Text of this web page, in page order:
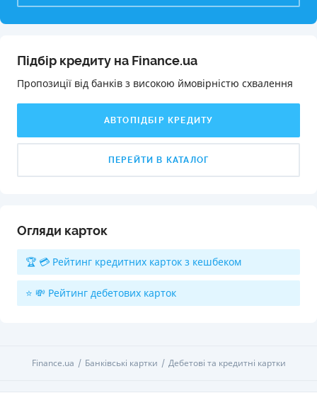
Підбір кредиту на Finance.ua
Пропозиції від банків з високою ймовірністю схвалення️
АВТОПІДБІР КРЕДИТУ
ПЕРЕЙТИ В КАТАЛОГ
Огляди карток
🏆 💳 Рейтинг кредитних карток з кешбеком
⭐ 💸 Рейтинг дебетових карток
Finance.ua Банківські картки Дебетові та кредитні картки